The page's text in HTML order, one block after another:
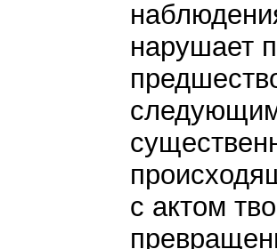
нарушает
с актом